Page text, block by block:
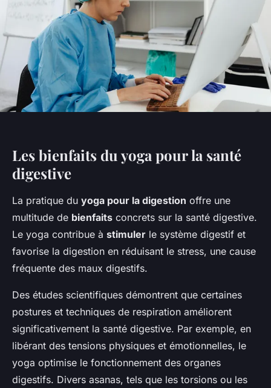
Les bienfaits du yoga pour la santé
digestive
La pratique du yoga pour la digestion offre une
multitude de bienfaits concrets sur la santé digestive.
Le yoga contribue à stimuler le système digestif et
favorise la digestion en réduisant le stress, une cause
fréquente des maux digestifs.
Des études scientifiques démontrent que certaines
postures et techniques de respiration améliorent
significativement la santé digestive. Par exemple, en
libérant des tensions physiques et émotionnelles, le
yoga optimise le fonctionnement des organes
digestifs. Divers asanas, tels que les torsions ou les